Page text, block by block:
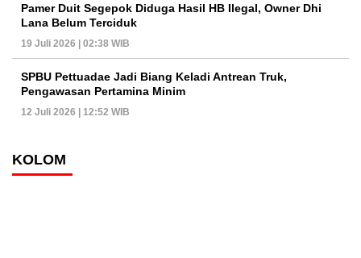
Pamer Duit Segepok Diduga Hasil HB Ilegal, Owner Dhi
Lana Belum Terciduk
19 Juli 2026 | 02:38 WIB
SPBU Pettuadae Jadi Biang Keladi Antrean Truk,
Pengawasan Pertamina Minim
12 Juli 2026 | 12:52 WIB
KOLOM